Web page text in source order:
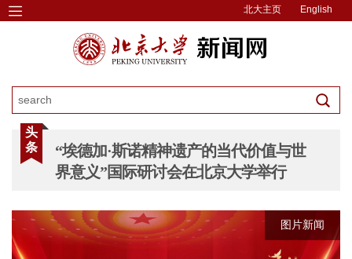
北大主页 English
头
条
“埃德加·斯诺精神遗产的当代价值与世
界意义”国际研讨会在北京大学举行
图片新闻
图片新闻
图片新闻
图片新闻